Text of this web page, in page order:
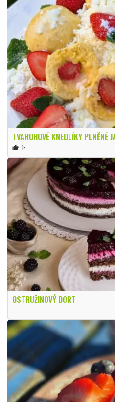
TVAROHOVÉ KNEDLÍKY PLNĚNÉ
thumb_up 1×
OSTRUŽINOVÝ DORT